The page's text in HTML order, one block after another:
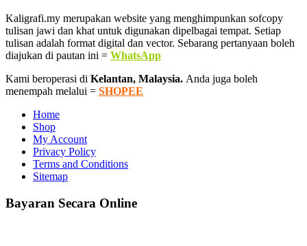
Kaligrafi.my merupakan website yang menghimpunkan sofcopy
tulisan jawi dan khat untuk digunakan dipelbagai tempat. Setiap
tulisan adalah format digital dan vector. Sebarang pertanyaan boleh
diajukan di pautan ini = WhatsApp
Kami beroperasi di Kelantan, Malaysia. Anda juga boleh
menempah melalui = SHOPEE
Home
Shop
My Account
Privacy Policy
Terms and Conditions
Sitemap
Bayaran Secara Online